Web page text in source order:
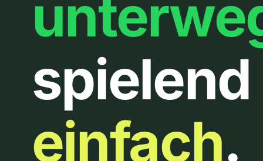
spielend
einfach.